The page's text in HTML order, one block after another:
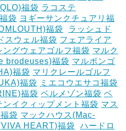
福袋 ラコステ
袋 ヨギーサンクチュアリ福
福袋
ラッシュド
スウェル福袋 フェアライア
ングウェアゴルフ福袋 マルク
brodeuses)福袋 マルボンゴ
福袋 マリクレールゴルフ
福袋
ミエコウエサコ福袋
福袋 ベルメゾン福袋 ベ
ンイクィップメント福袋 マス
袋 マックハウス(Mac-
HEART)福袋
ハードロ